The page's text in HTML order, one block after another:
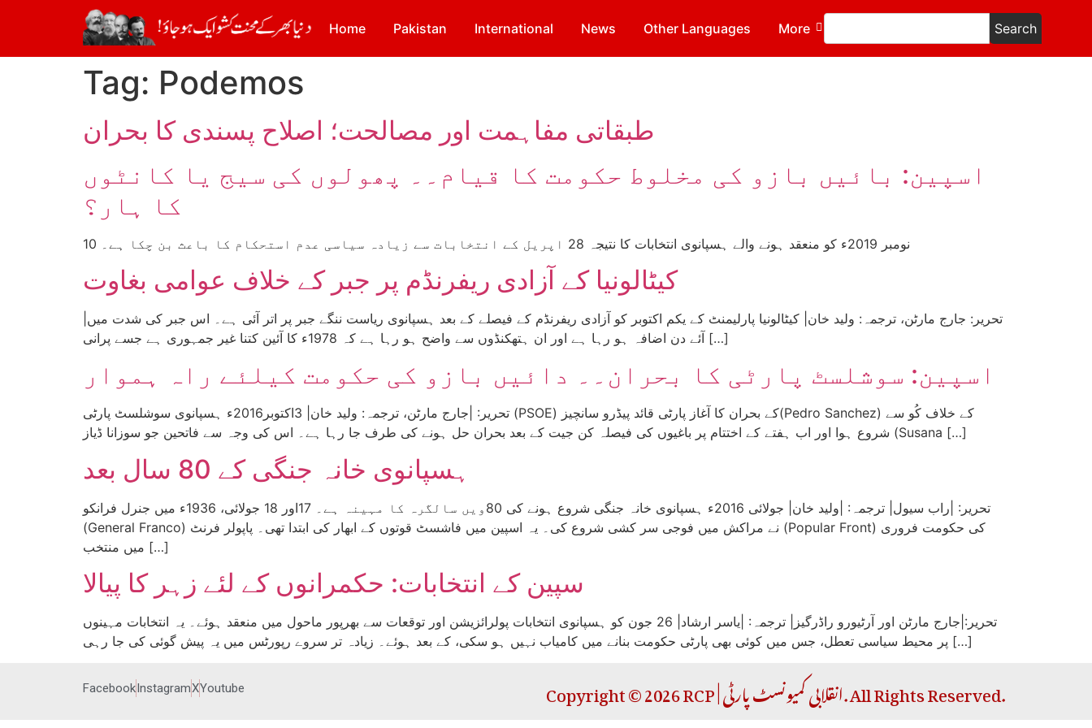
Home Pakistan International News Other Languages More Search
Tag: Podemos
طبقاتی مفاہمت اور مصالحت؛ اصلاح پسندی کا بحران
اسپین: بائیں بازو کی مخلوط حکومت کا قیام۔۔ پھولوں کی سیج یا کانٹوں
کا ہار؟
10 نومبر 2019ء کو منعقد ہونے والے ہسپانوی انتخابات کا نتیجہ 28 اپریل کے انتخابات سے زیادہ سیاسی عدم استحکام کا باعث بن چکا ہے۔
کیٹالونیا کے آزادی ریفرنڈم پر جبر کے خلاف عوامی بغاوت
آئے دن اضافہ ہو رہا ہے اور ان ہتھکنڈوں سے واضح ہو رہا ہے کہ 1978ء کا آئین کتنا غیر جمہوری ہے جسے پرانی […]
اسپین: سوشلسٹ پارٹی کا بحران۔۔ دائیں بازو کی حکومت کیلئے راہ ہموار
تحریر: |جارج مارٹن، ترجمہ: ولید خان| 3اکتوبر2016ء ہسپانوی سوشلسٹ پارٹی (PSOE) کے بحران کا آغاز پارٹی قائد پیڈرو سانچیز(Pedro Sanchez) کے خلاف کُو سے
شروع ہوا اور اب ہفتے کے اختتام پر باغیوں کی فیصلہ کن جیت کے بعد بحران حل ہونے کی طرف جا رہا ہے۔ اس کی وجہ سے فاتحین جو سوزانا ڈیاز (Susana […]
ہسپانوی خانہ جنگی کے 80 سال بعد
تحریر: |راب سیول| ترجمہ: |ولید خان| جولائی 2016ء ہسپانوی خانہ جنگی شروع ہونے کی 80ویں سالگرہ کا مہینہ ہے۔ 17اور 18 جولائی، 1936ء میں جنرل فرانکو
(General Franco) نے مراکش میں فوجی سر کشی شروع کی۔ یہ اسپین میں فاشسٹ قوتوں کے ابھار کی ابتدا تھی۔ پاپولر فرنٹ (Popular Front) کی حکومت فروری
میں منتخب […]
سپین کے انتخابات: حکمرانوں کے لئے زہر کا پیالا
تحریر:|جارج مارٹن اور آرٹیورو راڈرگیز| ترجمہ: |یاسر ارشاد| 26 جون کو ہسپانوی انتخابات پولرائزیشن اور توقعات سے بھرپور ماحول میں منعقد ہوئے۔ یہ انتخابات مہینوں
پر محیط سیاسی تعطل، جس میں کوئی بھی پارٹی حکومت بنانے میں کامیاب نہیں ہو سکی، کے بعد ہوئے۔ زیادہ تر سروے رپورٹس میں یہ پیش گوئی کی جا رہی […]
FacebookInstagramXYoutube Copyright © 2026 RCP | انقلابی کمیونسٹ پارٹی. All Rights Reserved.